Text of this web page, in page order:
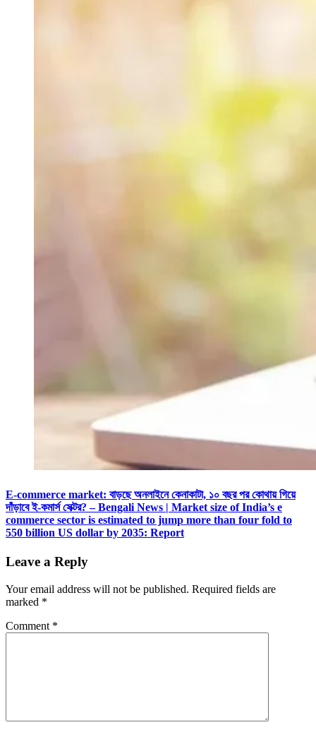
E-commerce market: বাড়ছে অনলাইনে কেনাকাটা, ১০ বছর পর কোথায় গিয়ে
দাঁড়াবে ই-কমার্স সেক্টর? – Bengali News | Market size of India’s e
commerce sector is estimated to jump more than four fold to
550 billion US dollar by 2035: Report
Leave a Reply
Your email address will not be published. Required fields are
marked *
Comment *